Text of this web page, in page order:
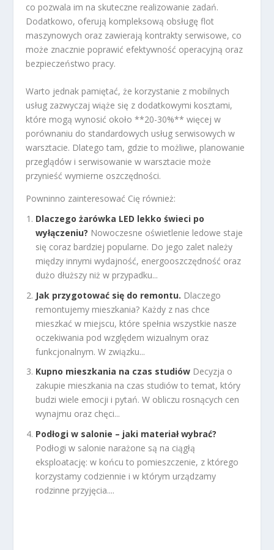
co pozwala im na skuteczne realizowanie zadań.
Dodatkowo, oferują kompleksową obsługę flot
maszynowych oraz zawierają kontrakty serwisowe, co
może znacznie poprawić efektywność operacyjną oraz
bezpieczeństwo pracy.
Warto jednak pamiętać, że korzystanie z mobilnych
usług zazwyczaj wiąże się z dodatkowymi kosztami,
które mogą wynosić około **20-30%** więcej w
porównaniu do standardowych usług serwisowych w
warsztacie. Dlatego tam, gdzie to możliwe, planowanie
przeglądów i serwisowanie w warsztacie może
przynieść wymierne oszczędności.
Powninno zainteresować Cię również:
Dlaczego żarówka LED lekko świeci po
wyłączeniu? Nowoczesne oświetlenie ledowe staje
się coraz bardziej popularne. Do jego zalet należy
między innymi wydajność, energooszczędność oraz
dużo dłuższy niż w przypadku...
Jak przygotować się do remontu. Dlaczego
remontujemy mieszkania? Każdy z nas chce
mieszkać w miejscu, które spełnia wszystkie nasze
oczekiwania pod względem wizualnym oraz
funkcjonalnym. W związku...
Kupno mieszkania na czas studiów Decyzja o
zakupie mieszkania na czas studiów to temat, który
budzi wiele emocji i pytań. W obliczu rosnących cen
wynajmu oraz chęci...
Podłogi w salonie – jaki materiał wybrać?
Podłogi w salonie narażone są na ciągłą
eksploatację: w końcu to pomieszczenie, z którego
korzystamy codziennie i w którym urządzamy
rodzinne przyjęcia....